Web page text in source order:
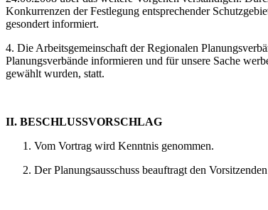
Konkurrenzen der Festlegung entsprechender
gesondert informiert.
4. Die Arbeitsgemeinschaft der Regionalen
Planungsverbände informieren und für unsere Sache
gewählt wurden, statt.
II. BESCHLUSSVORSCHLAG
Vom Vortrag wird Kenntnis genommen.
Der Planungsausschuss beauftragt den